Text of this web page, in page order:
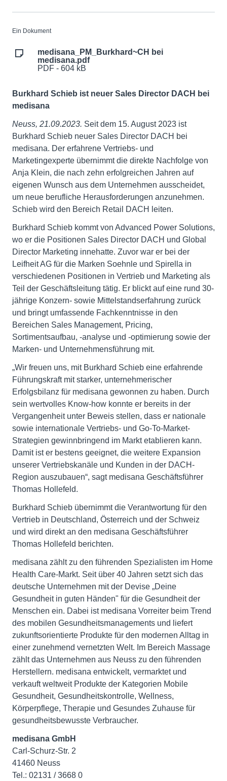
Ein Dokument
medisana_PM_Burkhard~CH bei
medisana.pdf
PDF - 604 kB
Burkhard Schieb ist neuer Sales Director DACH bei
medisana
Neuss, 21.09.2023. Seit dem 15. August 2023 ist
Burkhard Schieb neuer Sales Director DACH bei
medisana. Der erfahrene Vertriebs- und
Marketingexperte übernimmt die direkte Nachfolge von
Anja Klein, die nach zehn erfolgreichen Jahren auf
eigenen Wunsch aus dem Unternehmen ausscheidet,
um neue berufliche Herausforderungen anzunehmen.
Schieb wird den Bereich Retail DACH leiten.
Burkhard Schieb kommt von Advanced Power Solutions,
wo er die Positionen Sales Director DACH und Global
Director Marketing innehatte. Zuvor war er bei der
Leifheit AG für die Marken Soehnle und Spirella in
verschiedenen Positionen in Vertrieb und Marketing als
Teil der Geschäftsleitung tätig. Er blickt auf eine rund 30-
jährige Konzern- sowie Mittelstandserfahrung zurück
und bringt umfassende Fachkenntnisse in den
Bereichen Sales Management, Pricing,
Sortimentsaufbau, -analyse und -optimierung sowie der
Marken- und Unternehmensführung mit.
„Wir freuen uns, mit Burkhard Schieb eine erfahrende
Führungskraft mit starker, unternehmerischer
Erfolgsbilanz für medisana gewonnen zu haben. Durch
sein wertvolles Know-how konnte er bereits in der
Vergangenheit unter Beweis stellen, dass er nationale
sowie internationale Vertriebs- und Go-To-Market-
Strategien gewinnbringend im Markt etablieren kann.
Damit ist er bestens geeignet, die weitere Expansion
unserer Vertriebskanäle und Kunden in der DACH-
Region auszubauen“, sagt medisana Geschäftsführer
Thomas Hollefeld.
Burkhard Schieb übernimmt die Verantwortung für den
Vertrieb in Deutschland, Österreich und der Schweiz
und wird direkt an den medisana Geschäftsführer
Thomas Hollefeld berichten.
medisana zählt zu den führenden Spezialisten im Home
Health Care-Markt. Seit über 40 Jahren setzt sich das
deutsche Unternehmen mit der Devise „Deine
Gesundheit in guten Händen" für die Gesundheit der
Menschen ein. Dabei ist medisana Vorreiter beim Trend
des mobilen Gesundheitsmanagements und liefert
zukunftsorientierte Produkte für den modernen Alltag in
einer zunehmend vernetzten Welt. Im Bereich Massage
zählt das Unternehmen aus Neuss zu den führenden
Herstellern. medisana entwickelt, vermarktet und
verkauft weltweit Produkte der Kategorien Mobile
Gesundheit, Gesundheitskontrolle, Wellness,
Körperpflege, Therapie und Gesundes Zuhause für
gesundheitsbewusste Verbraucher.
medisana GmbH
Carl-Schurz-Str. 2
41460 Neuss
Tel.: 02131 / 3668 0